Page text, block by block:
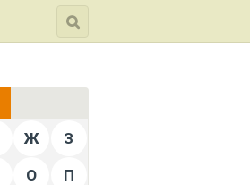
Ж З
О П